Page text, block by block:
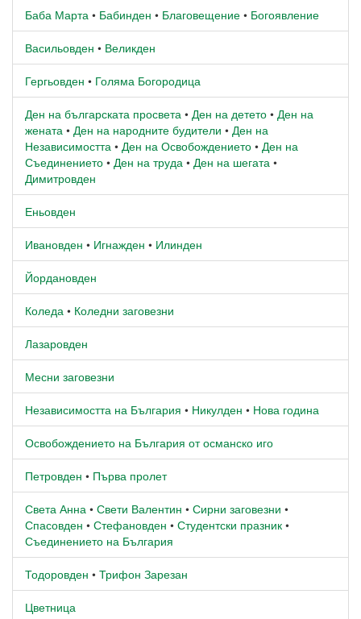
Баба Марта • Бабинден • Благовещение • Богоявление
Васильовден • Великден
Гергьовден • Голяма Богородица
Ден на българската просвета • Ден на детето • Ден на
жената • Ден на народните будители • Ден на
Независимостта • Ден на Освобождението • Ден на
Съединението • Ден на труда • Ден на шегата •
Димитровден
Еньовден
Ивановден • Игнажден • Илинден
Йордановден
Коледа • Коледни заговезни
Лазаровден
Месни заговезни
Независимостта на България • Никулден • Нова година
Освобождението на България от османско иго
Петровден • Първа пролет
Света Анна • Свети Валентин • Сирни заговезни •
Спасовден • Стефановден • Студентски празник •
Съединението на България
Тодоровден • Трифон Зарезан
Цветница